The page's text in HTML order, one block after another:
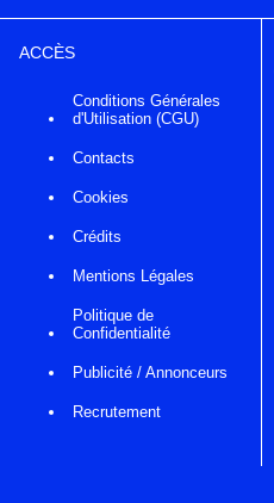
ACCÈS
Conditions Générales
d'Utilisation (CGU)
Contacts
Cookies
Crédits
Mentions Légales
Politique de
Confidentialité
Publicité / Annonceurs
Recrutement